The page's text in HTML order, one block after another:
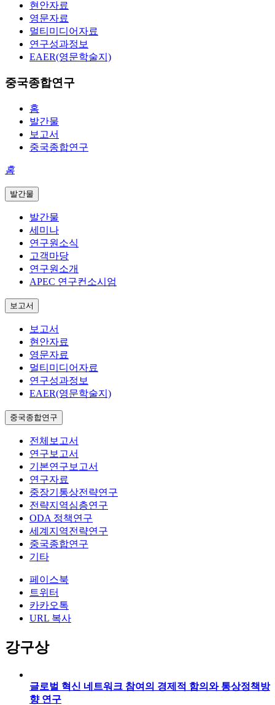
현안자료
영문자료
멀티미디어자료
연구성과정보
EAER(영문학술지)
중국종합연구
홈
발간물
보고서
중국종합연구
홈
발간물
발간물
세미나
연구원소식
고객마당
연구원소개
APEC 연구컨소시엄
보고서
보고서
현안자료
영문자료
멀티미디어자료
연구성과정보
EAER(영문학술지)
중국종합연구
전체보고서
연구보고서
기본연구보고서
연구자료
중장기통상전략연구
전략지역심층연구
ODA 정책연구
세계지역전략연구
중국종합연구
기타
페이스북
트위터
카카오톡
URL 복사
강구상
글로벌 혁신 네트워크 참여의 경제적 함의와 통상정책방
향 연구